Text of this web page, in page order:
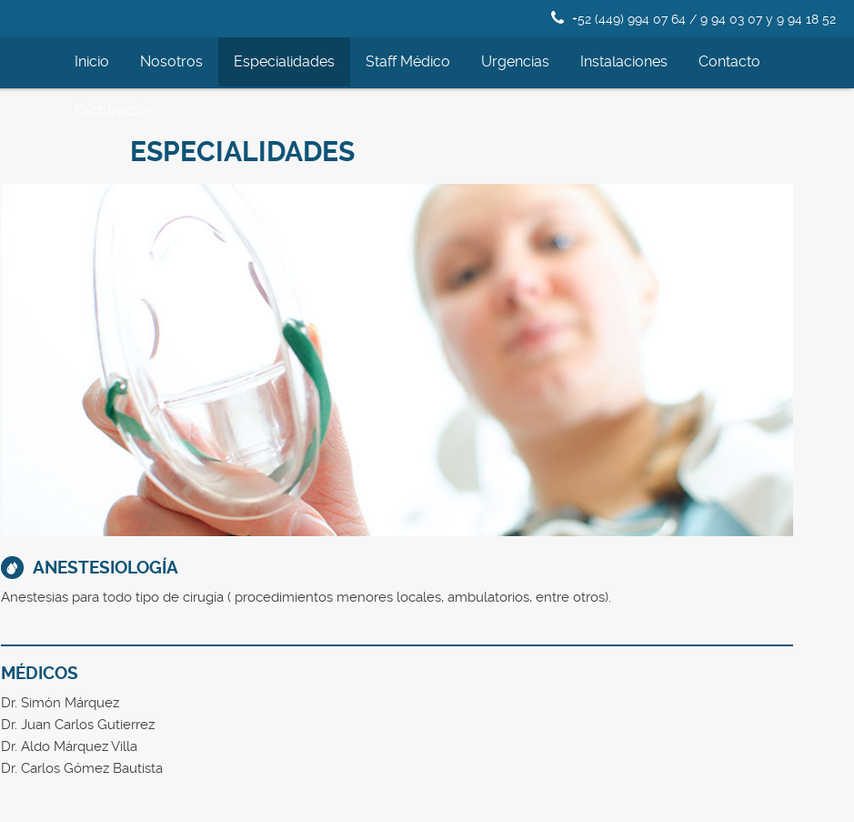
+52 (449) 994 07 64 / 9 94 03 07 y 9 94 18 52
Inicio Nosotros Especialidades Staff Médico Urgencias Instalaciones Contacto
ESPECIALIDADES
ANESTESIOLOGÍA
Anestesias para todo tipo de cirugía ( procedimientos menores locales, ambulatorios, entre otros).
MÉDICOS
Dr. Simón Márquez
Dr. Juan Carlos Gutierrez
Dr. Aldo Márquez Villa
Dr. Carlos Gómez Bautista